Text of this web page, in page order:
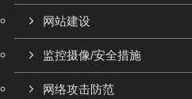
网站建设
监控摄像/安全措施
网络攻击防范